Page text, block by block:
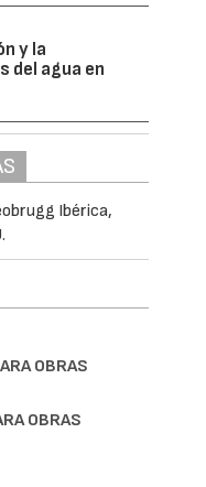
y la
del agua en
OBRAS
OBRAS